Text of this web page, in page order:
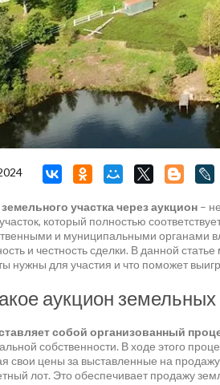
участка через аукцион –
который полностью
и муниципальными органами
и честность сделки. В данной
нужны для участия и что поможет
аукцион земельных
собой организованный
собственности. В ходе этого
свои цены за выставленные на
лот. Это обеспечивает продажу